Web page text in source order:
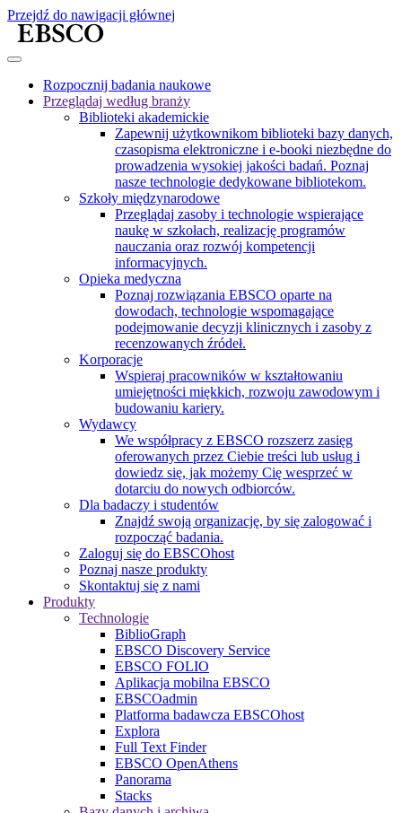
Przejdź do nawigacji głównej
Rozpocznij badania naukowe
Przeglądaj według branży
Biblioteki akademickie
Zapewnij użytkownikom biblioteki bazy danych,
czasopisma elektroniczne i e-booki niezbędne do
prowadzenia wysokiej jakości badań. Poznaj
nasze technologie dedykowane bibliotekom.
Szkoły międzynarodowe
Przeglądaj zasoby i technologie wspierające
naukę w szkołach, realizację programów
nauczania oraz rozwój kompetencji
informacyjnych.
Opieka medyczna
Poznaj rozwiązania EBSCO oparte na
dowodach, technologie wspomagające
podejmowanie decyzji klinicznych i zasoby z
recenzowanych źródeł.
Korporacje
Wspieraj pracowników w kształtowaniu
umiejętności miękkich, rozwoju zawodowym i
budowaniu kariery.
Wydawcy
We współpracy z EBSCO rozszerz zasięg
oferowanych przez Ciebie treści lub usług i
dowiedz się, jak możemy Cię wesprzeć w
dotarciu do nowych odbiorców.
Dla badaczy i studentów
Znajdź swoją organizację, by się zalogować i
rozpocząć badania.
Zaloguj się do EBSCOhost
Poznaj nasze produkty
Skontaktuj się z nami
Produkty
Technologie
BiblioGraph
EBSCO Discovery Service
EBSCO FOLIO
Aplikacja mobilna EBSCO
EBSCOadmin
Platforma badawcza EBSCOhost
Explora
Full Text Finder
EBSCO OpenAthens
Panorama
Stacks